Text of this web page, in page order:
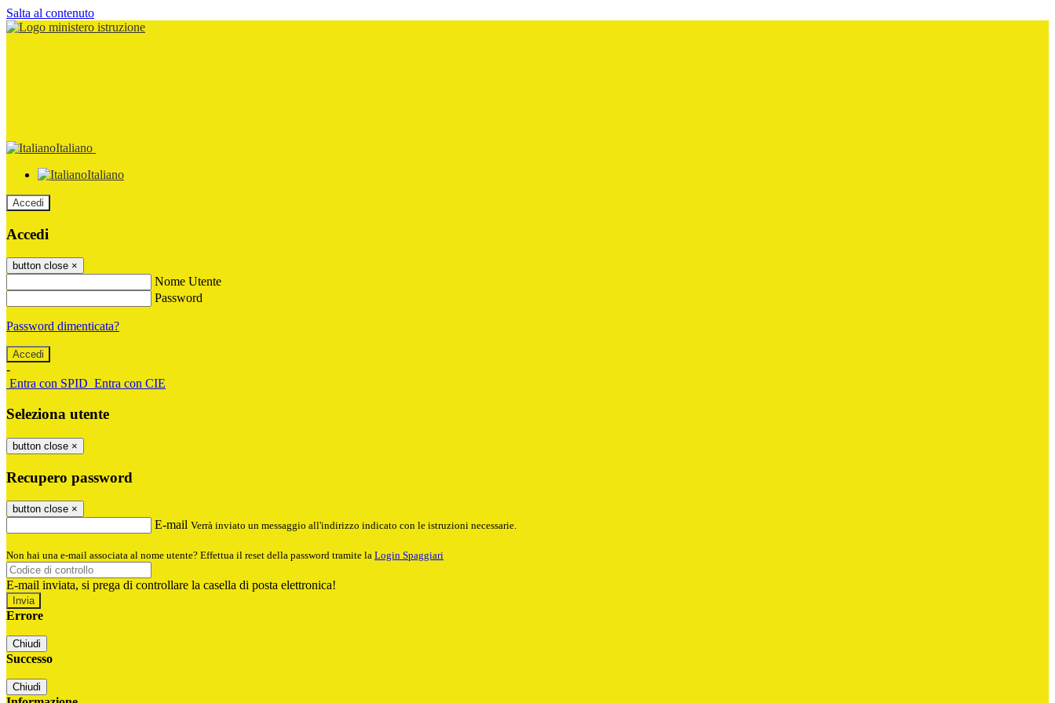
Salta al contenuto
Italiano
Italiano
Accedi
Accedi
button close ×
Nome Utente
Password
Password dimenticata?
-
Entra con SPID Entra con CIE
Seleziona utente
button close ×
Recupero password
button close ×
E-mail Verrà inviato un messaggio all'indirizzo indicato con le istruzioni necessarie.
Non hai una e-mail associata al nome utente? Effettua il reset della password tramite la Login Spaggiari
E-mail inviata, si prega di controllare la casella di posta elettronica!
Errore
Chiudi
Successo
Chiudi